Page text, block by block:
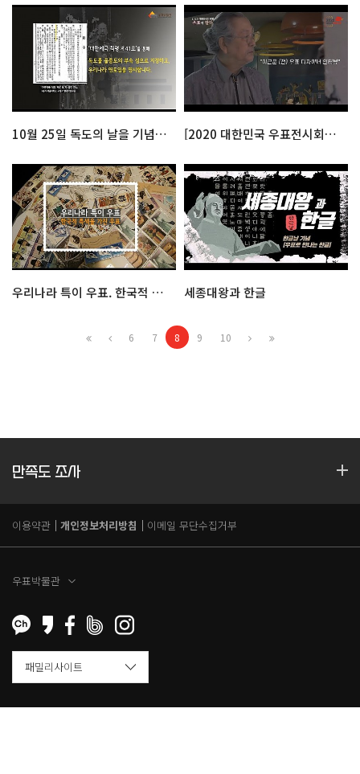
10월 25일 독도의 날을 기념하다 [2020 대한민국 우표전시회] 이근문 전 우표디자이너 인터뷰
우리나라 특이 우표. 한국적 특색을 가진 우표 세종대왕과 한글
6 7 8 9 10
만족도 조사
이용약관 개인정보처리방침 이메일 무단수집거부
우표박물관